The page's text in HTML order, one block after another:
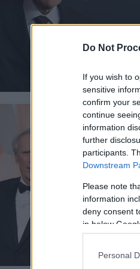
Do Not
If you wish to
sensitive
confirm your
continue
information
further
participants.
Downstream
Please note
information
deny consent
in below
Personal